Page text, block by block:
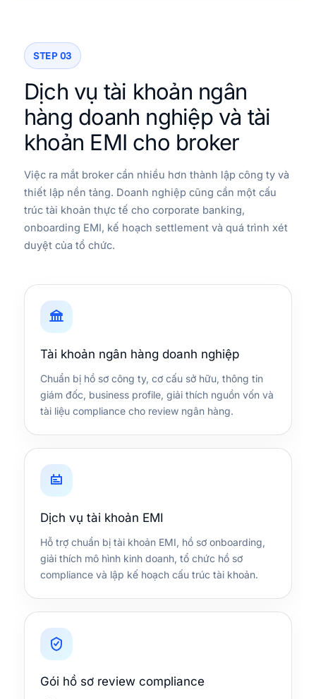
STEP 03
Dịch vụ tài khoản ngân
hàng doanh nghiệp và tài
khoản EMI cho broker
Việc ra mắt broker cần nhiều hơn thành lập công ty và
thiết lập nền tảng. Doanh nghiệp cũng cần một cấu
trúc tài khoản thực tế cho corporate banking,
onboarding EMI, kế hoạch settlement và quá trình xét
duyệt của tổ chức.
Tài khoản ngân hàng doanh nghiệp
Chuẩn bị hồ sơ công ty, cơ cấu sở hữu, thông tin
giám đốc, business profile, giải thích nguồn vốn và
tài liệu compliance cho review ngân hàng.
Dịch vụ tài khoản EMI
Hỗ trợ chuẩn bị tài khoản EMI, hồ sơ onboarding,
giải thích mô hình kinh doanh, tổ chức hồ sơ
compliance và lập kế hoạch cấu trúc tài khoản.
Gói hồ sơ review compliance